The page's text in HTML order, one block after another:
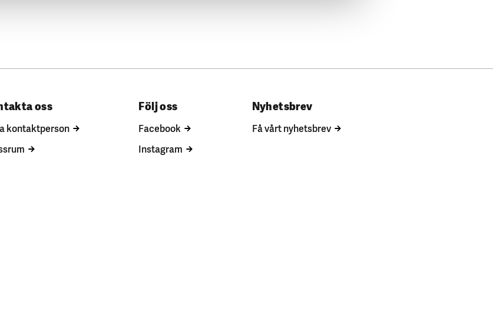
oss
kontaktperson
Följ oss
Facebook
Instagram
Nyhetsbrev
Få vårt nyhetsbrev